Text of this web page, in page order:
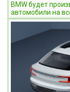
BMW будет
автомобили на